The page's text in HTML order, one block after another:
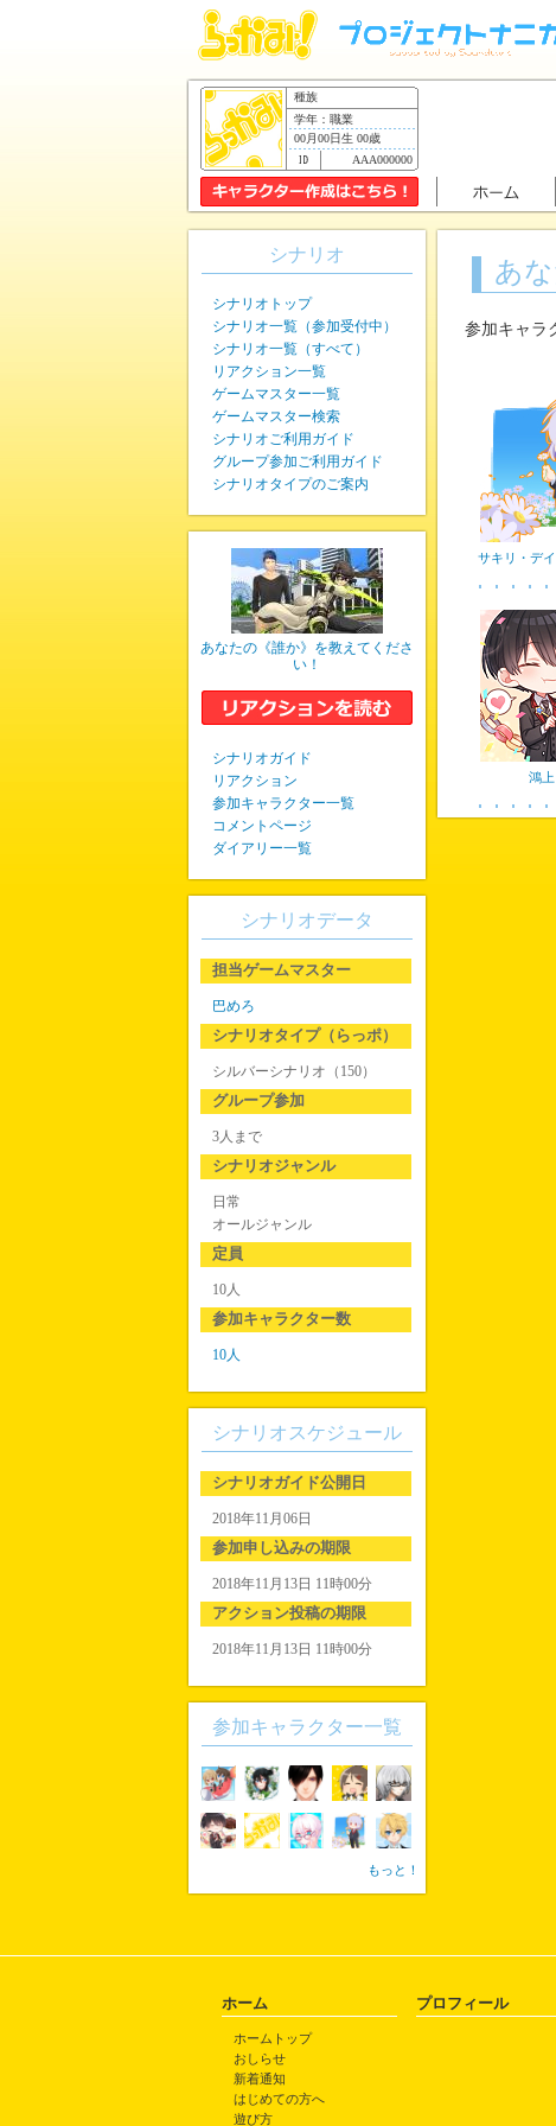
種族
学年：職業
00月00日生 00歳
AAA000000
あ
参加キャラ
サキリ・デ
鴻
シナリオ
シナリオトップ
シナリオ一覧（参加受付中）
シナリオ一覧（すべて）
リアクション一覧
ゲームマスター一覧
ゲームマスター検索
シナリオご利用ガイド
グループ参加ご利用ガイド
シナリオタイプのご案内
あなたの《誰か》を教えてくださ
い！
シナリオガイド
リアクション
参加キャラクター一覧
コメントページ
ダイアリー一覧
シナリオデータ
担当ゲームマスター
巴めろ
シナリオタイプ（らっポ）
シルバーシナリオ（150）
グループ参加
3人まで
シナリオジャンル
日常
オールジャンル
定員
10人
参加キャラクター数
10人
シナリオスケジュール
シナリオガイド公開日
2018年11月06日
参加申し込みの期限
2018年11月13日 11時00分
アクション投稿の期限
2018年11月13日 11時00分
参加キャラクター一覧
もっと！
ホーム
ホームトップ
おしらせ
新着通知
はじめての方へ
遊び方
プロフィール